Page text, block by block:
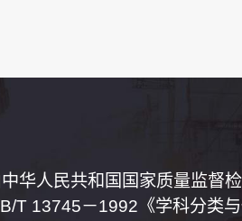
华人民共和国国家质量监督
T 13745－1992《学科分类